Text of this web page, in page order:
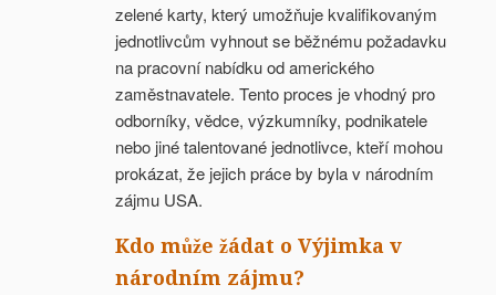
zelené karty, který umožňuje kvalifikovaným
jednotlivcům vyhnout se běžnému požadavku
na pracovní nabídku od amerického
zaměstnavatele. Tento proces je vhodný pro
odborníky, vědce, výzkumníky, podnikatele
nebo jiné talentované jednotlivce, kteří mohou
prokázat, že jejich práce by byla v národním
zájmu USA.
Kdo může žádat o Výjimka v
národním zájmu?